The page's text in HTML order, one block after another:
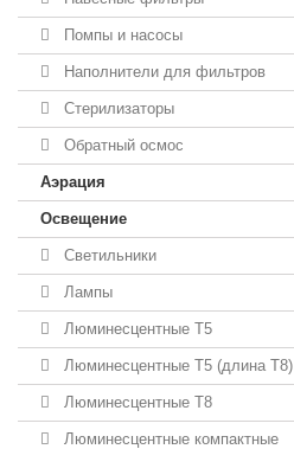
Помпы и насосы
Наполнители для фильтров
Стерилизаторы
Обратный осмос
Аэрация
Освещение
Светильники
Лампы
Люминесцентные T5
Люминесцентные T5 (длина T8)
Люминесцентные T8
Люминесцентные компактные